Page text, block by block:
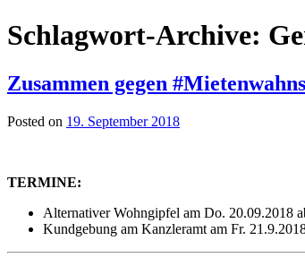
Schlagwort-Archive:
Zusammen gegen
Posted on 19. September 2018
TERMINE:
Alternativer Wohngipfel am Do. 20.09.2018
Kundgebung am Kanzleramt am Fr.